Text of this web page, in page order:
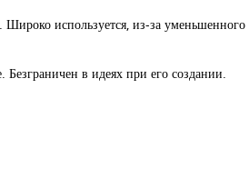
используется, из-за
в идеях при его создании.